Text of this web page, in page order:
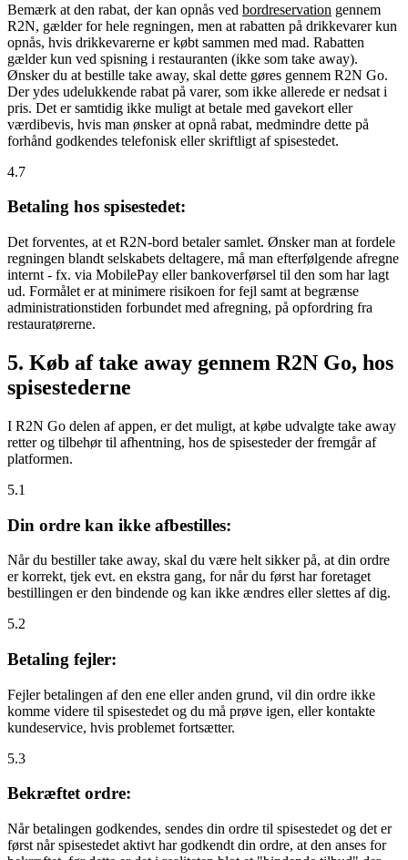
Bemærk at den rabat, der kan opnås ved bordreservation gennem
R2N, gælder for hele regningen, men at rabatten på drikkevarer kun
opnås, hvis drikkevarerne er købt sammen med mad. Rabatten
gælder kun ved spisning i restauranten (ikke som take away).
Ønsker du at bestille take away, skal dette gøres gennem R2N Go.
Der ydes udelukkende rabat på varer, som ikke allerede er nedsat i
pris. Det er samtidig ikke muligt at betale med gavekort eller
værdibevis, hvis man ønsker at opnå rabat, medmindre dette på
forhånd godkendes telefonisk eller skriftligt af spisestedet.
4.7
Betaling hos spisestedet:
Det forventes, at et R2N-bord betaler samlet. Ønsker man at fordele
regningen blandt selskabets deltagere, må man efterfølgende afregne
internt - fx. via MobilePay eller bankoverførsel til den som har lagt
ud. Formålet er at minimere risikoen for fejl samt at begrænse
administrationstiden forbundet med afregning, på opfordring fra
restauratørerne.
5. Køb af take away gennem R2N Go, hos
spisestederne
I R2N Go delen af appen, er det muligt, at købe udvalgte take away
retter og tilbehør til afhentning, hos de spisesteder der fremgår af
platformen.
5.1
Din ordre kan ikke afbestilles:
Når du bestiller take away, skal du være helt sikker på, at din ordre
er korrekt, tjek evt. en ekstra gang, for når du først har foretaget
bestillingen er den bindende og kan ikke ændres eller slettes af dig.
5.2
Betaling fejler:
Fejler betalingen af den ene eller anden grund, vil din ordre ikke
komme videre til spisestedet og du må prøve igen, eller kontakte
kundeservice, hvis problemet fortsætter.
5.3
Bekræftet ordre:
Når betalingen godkendes, sendes din ordre til spisestedet og det er
først når spisestedet aktivt har godkendt din ordre, at den anses for